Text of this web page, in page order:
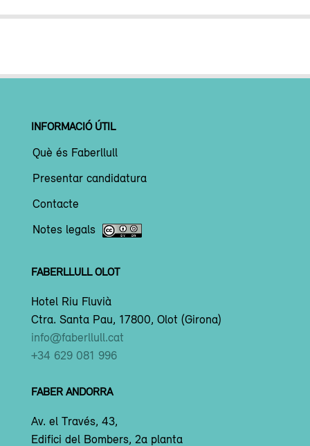
INFORMACIÓ ÚTIL
Què és Faberllull
Presentar candidatura
Contacte
Notes legals
FABERLLULL OLOT
Hotel Riu Fluvià
Ctra. Santa Pau, 17800, Olot (Girona)
info@faberllull.cat
+34 629 081 996
FABER ANDORRA
Av. el Través, 43,
Edifici del Bombers, 2a planta